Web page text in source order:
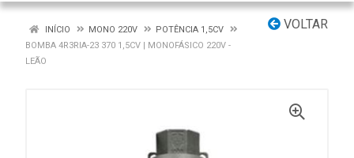
VOLTAR
INÍCIO MONO 220V
POTÊNCIA 1,5CV
BOMBA 4R3RIA-23 370 1,5CV | MONOFÁSICO 220V -
LEÃO